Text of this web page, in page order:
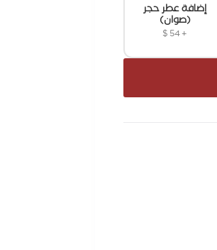
إضافة عطر حجر
(صوان)
+
$54